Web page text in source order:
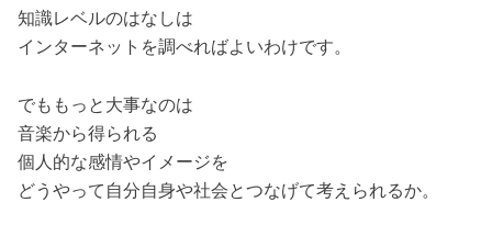
知識レベルのはなしは
インターネットを調べればよいわけです。
でももっと大事なのは
音楽から得られる
個人的な感情やイメージを
どうやって自分自身や社会とつなげて考えられるか。